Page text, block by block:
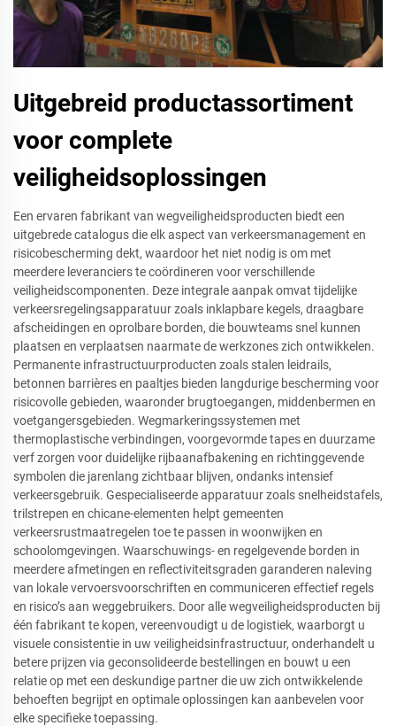
Uitgebreid productassortiment
voor complete
veiligheidsoplossingen
Een ervaren fabrikant van wegveiligheidsproducten biedt een
uitgebrede catalogus die elk aspect van verkeersmanagement en
risicobescherming dekt, waardoor het niet nodig is om met
meerdere leveranciers te coördineren voor verschillende
veiligheidscomponenten. Deze integrale aanpak omvat tijdelijke
verkeersregelingsapparatuur zoals inklapbare kegels, draagbare
afscheidingen en oprolbare borden, die bouwteams snel kunnen
plaatsen en verplaatsen naarmate de werkzones zich ontwikkelen.
Permanente infrastructuurproducten zoals stalen leidrails,
betonnen barrières en paaltjes bieden langdurige bescherming voor
risicovolle gebieden, waaronder brugtoegangen, middenbermen en
voetgangersgebieden. Wegmarkeringssystemen met
thermoplastische verbindingen, voorgevormde tapes en duurzame
verf zorgen voor duidelijke rijbaanafbakening en richtinggevende
symbolen die jarenlang zichtbaar blijven, ondanks intensief
verkeersgebruik. Gespecialiseerde apparatuur zoals snelheidstafels,
trilstrepen en chicane-elementen helpt gemeenten
verkeersrustmaatregelen toe te passen in woonwijken en
schoolomgevingen. Waarschuwings- en regelgevende borden in
meerdere afmetingen en reflectiviteitsgraden garanderen naleving
van lokale vervoersvoorschriften en communiceren effectief regels
en risico’s aan weggebruikers. Door alle wegveiligheidsproducten bij
één fabrikant te kopen, vereenvoudigt u de logistiek, waarborgt u
visuele consistentie in uw veiligheidsinfrastructuur, onderhandelt u
betere prijzen via geconsolideerde bestellingen en bouwt u een
relatie op met een deskundige partner die uw zich ontwikkelende
behoeften begrijpt en optimale oplossingen kan aanbevelen voor
elke specifieke toepassing.